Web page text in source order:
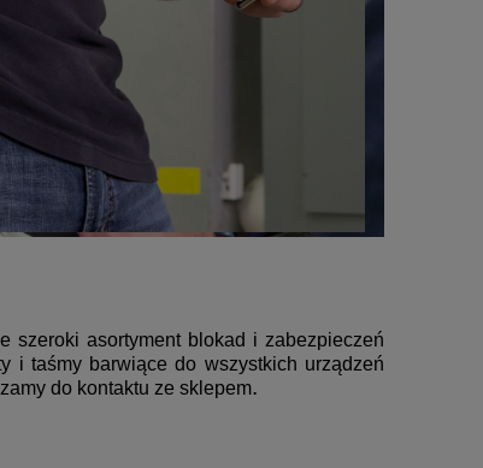
szeroki asortyment blokad i zabezpieczeń
i taśmy barwiące do wszystkich urządzeń
do kontaktu ze sklepem.